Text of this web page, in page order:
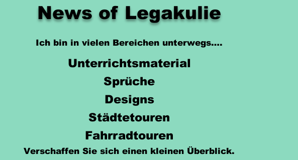
News of Legakulie
Ich bin in vielen Bereichen unterwegs….
Unterrichtsmaterial
Sprüche
Designs
Städtetouren
Fahrradtouren
Verschaffen Sie sich einen kleinen Überblick.